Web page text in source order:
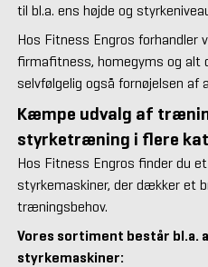
til bl.a. ens højde og
Hos Fitness Engros forhandler
firmafitness, homegyms og alt
selvfølgelig også fornøjelsen af
Kæmpe udvalg af
styrketræning i flere
Hos Fitness Engros finder du
styrkemaskiner, der dækker et
træningsbehov.
Vores sortiment består bl.a.
styrkemaskiner: